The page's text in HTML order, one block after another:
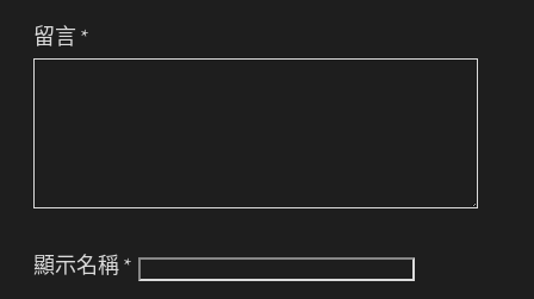
留言 *
顯示名稱 *